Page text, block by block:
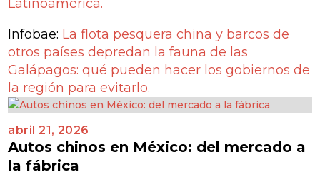
Latinoamérica.
Infobae: La flota pesquera china y barcos de
otros países depredan la fauna de las
Galápagos: qué pueden hacer los gobiernos de
la región para evitarlo.
abril 21, 2026
Autos chinos en México: del mercado a
la fábrica